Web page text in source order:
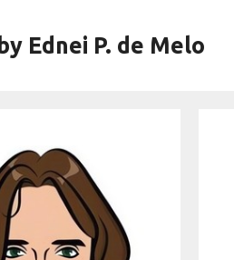
by Ednei P. de Melo